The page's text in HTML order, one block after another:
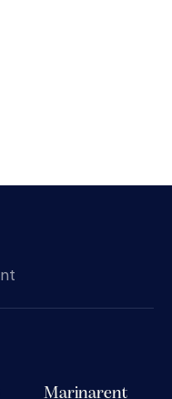
Marinarent